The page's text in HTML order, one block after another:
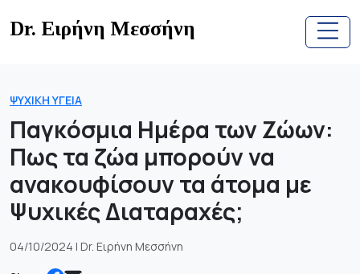
toDr. Ειρήνη Μεσσήνη
ΨΥΧΙΚΉ ΥΓΕΊΑ
Παγκόσμια Ημέρα των Ζώων:
Πως τα ζώα μπορούν να
ανακουφίσουν τα άτομα με
Ψυχικές Διαταραχές;
04/10/2024 | Dr. Ειρήνη Μεσσήνη